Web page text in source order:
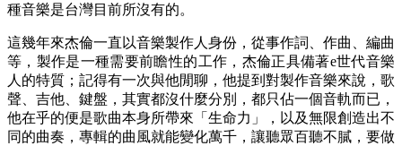
種音樂是台灣目前所沒有的。
這幾年來杰倫一直以音樂製作人身份，從事作詞、作曲、編曲
等，製作是一種需要前瞻性的工作，杰倫正具備著e世代音樂
人的特質；記得有一次與他閒聊，他提到對製作音樂來說，歌
聲、吉他、鍵盤，其實都沒什麼分別，都只佔一個音軌而已，
他在乎的便是歌曲本身所帶來「生命力」，以及無限創造出不
同的曲奏，專輯的曲風就能變化萬千，讓聽眾百聽不膩，要做